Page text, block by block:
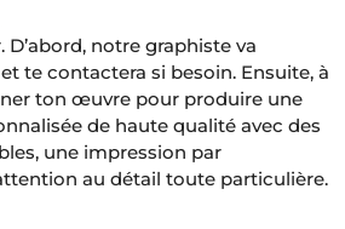
D’abord, notre graphiste va
te contactera si besoin. Ensuite, à
ton œuvre pour produire une
de haute qualité avec des
une impression par
au détail toute particulière.